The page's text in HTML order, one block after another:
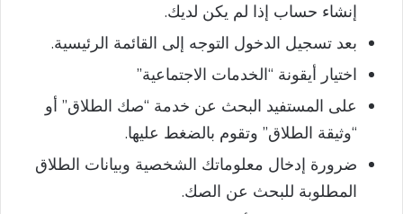
إنشاء حساب إذا لم يكن لديك.
بعد تسجيل الدخول التوجه إلى القائمة الرئيسية.
اختيار أيقونة “الخدمات الاجتماعية”
على المستفيد البحث عن خدمة “صك الطلاق” أو
“وثيقة الطلاق” وتقوم بالضغط عليها.
ضرورة إدخال معلوماتك الشخصية وبيانات الطلاق
المطلوبة للبحث عن الصك.